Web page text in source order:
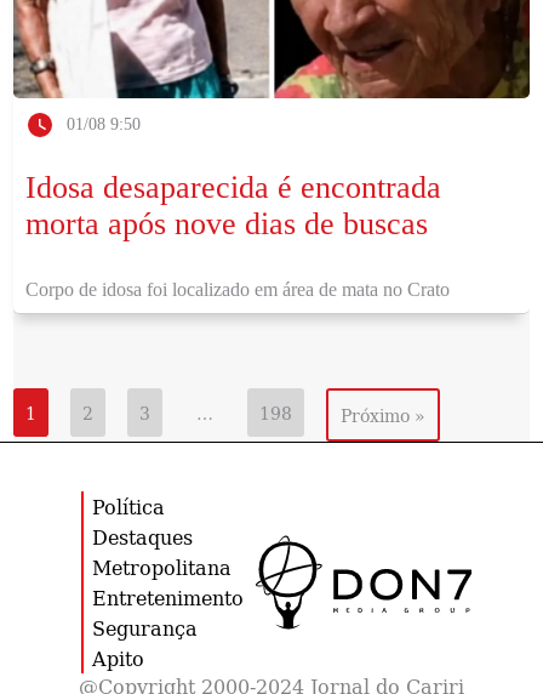
01/08 9:50
Idosa desaparecida é encontrada
morta após nove dias de buscas
Corpo de idosa foi localizado em área de mata no Crato
1 2 3 … 198 Próximo »
Política
Destaques
Metropolitana
Entretenimento
Segurança
Apito
@Copyright 2000-2024 Jornal do Cariri